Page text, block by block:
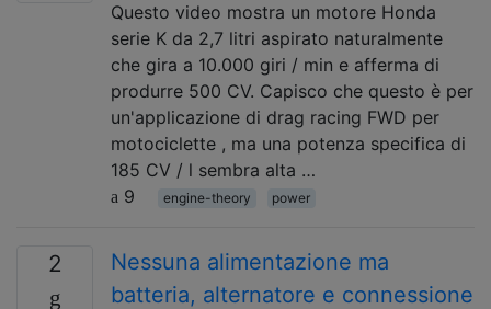
Questo video mostra un motore Honda
serie K da 2,7 litri aspirato naturalmente
che gira a 10.000 giri / min e afferma di
produrre 500 CV. Capisco che questo è per
un'applicazione di drag racing FWD per
motociclette , ma una potenza specifica di
185 CV / l sembra alta …
9
engine-theory power
2
Nessuna alimentazione ma
batteria, alternatore e connessione